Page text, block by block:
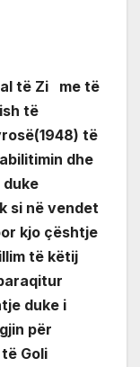
të Zi me të
të
të
dhe
duke
si në vendet
kjo çështje
të këtij
duke i
për
Goli